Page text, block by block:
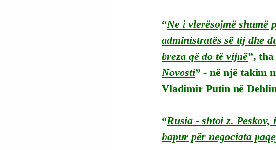
“Ne i vlerësojmë shumë
administratës së tij dhe
breza që do të vijnë”, tha
Novosti” - në një takim
Vladimir Putin në
“Rusia - shtoi z. Peskov,
hapur për negociata